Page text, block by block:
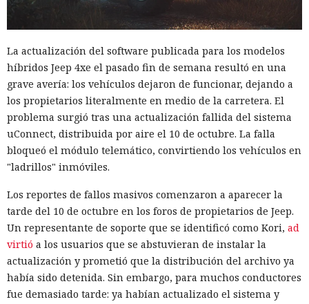
La actualización del software publicada para los modelos
híbridos Jeep 4xe el pasado fin de semana resultó en una
grave avería: los vehículos dejaron de funcionar, dejando a
los propietarios literalmente en medio de la carretera. El
problema surgió tras una actualización fallida del sistema
uConnect, distribuida por aire el 10 de octubre. La falla
bloqueó el módulo telemático, convirtiendo los vehículos en
"ladrillos" inmóviles.
Los reportes de fallos masivos comenzaron a aparecer la
tarde del 10 de octubre en los foros de propietarios de Jeep.
Un representante de soporte que se identificó como Kori, ad
virtió a los usuarios que se abstuvieran de instalar la
actualización y prometió que la distribución del archivo ya
había sido detenida. Sin embargo, para muchos conductores
fue demasiado tarde: ya habían actualizado el sistema y